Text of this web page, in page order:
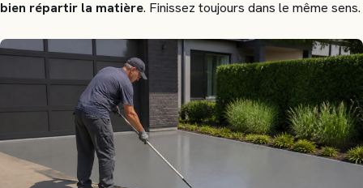
bien répartir la matière. Finissez toujours dans le même sens.